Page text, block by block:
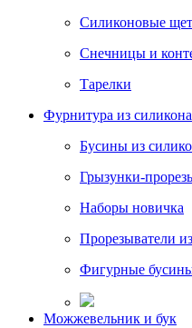
Силиконовые
Снечницы и
Тарелки
Фурнитура из силикона
Бусины из
Грызунки-
Наборы новичка
Прорезыватели
Фигурные
Можжевельник и бук